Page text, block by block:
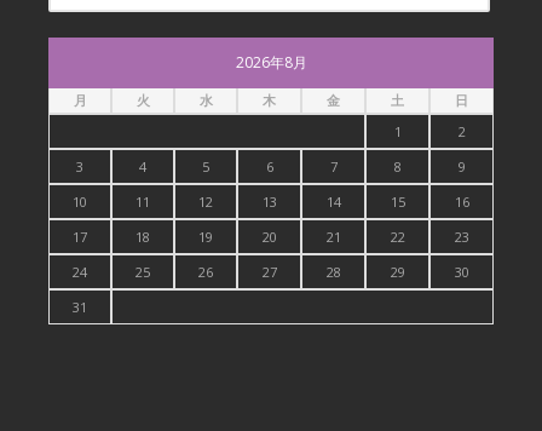
2026年8月
月 火 水 木 金 土
日
1
2
3
4 5 6 7 8
9
10
11 12 13 14 15
16
17
18 19 20 21 22
23
24
25 26 27 28 29
30
31